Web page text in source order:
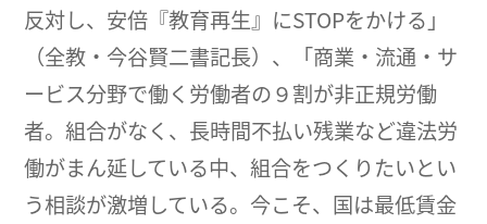
反対し、安倍『教育再生』にSTOPをかける」
（全教・今谷賢二書記長）、「商業・流通・サ
ービス分野で働く労働者の９割が非正規労働
者。組合がなく、長時間不払い残業など違法労
働がまん延している中、組合をつくりたいとい
う相談が激増している。今こそ、国は最低賃金